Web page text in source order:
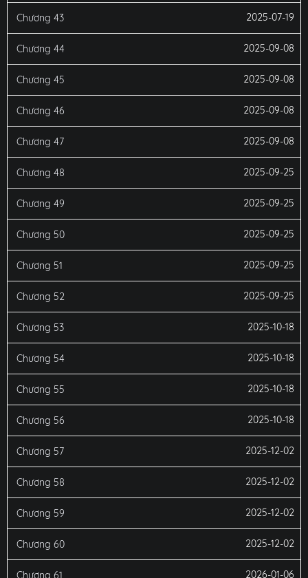
Chương 43 2025-07-19
Chương 44 2025-09-08
Chương 45 2025-09-08
Chương 46 2025-09-08
Chương 47 2025-09-08
Chương 48 2025-09-25
Chương 49 2025-09-25
Chương 50 2025-09-25
Chương 51 2025-09-25
Chương 52 2025-09-25
Chương 53 2025-10-18
Chương 54 2025-10-18
Chương 55 2025-10-18
Chương 56 2025-10-18
Chương 57 2025-12-02
Chương 58 2025-12-02
Chương 59 2025-12-02
Chương 60 2025-12-02
Chương 61 2026-01-06